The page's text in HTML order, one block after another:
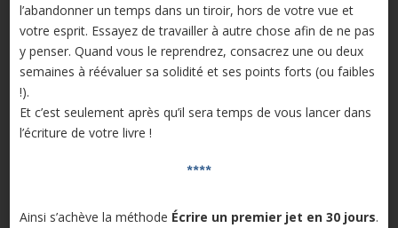
l’abandonner un temps dans un tiroir, hors de votre vue et
votre esprit. Essayez de travailler à autre chose afin de ne pas
y penser. Quand vous le reprendrez, consacrez une ou deux
semaines à réévaluer sa solidité et ses points forts (ou faibles
!).
Et c’est seulement après qu’il sera temps de vous lancer dans
l’écriture de votre livre !
****
Ainsi s’achève la méthode Écrire un premier jet en 30 jours.